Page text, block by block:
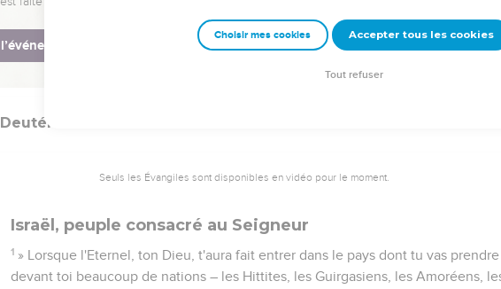
afin que nous soyons toujours heureux et qu'il nous conserve la vie, comme il
25 Nous aurons droit à la justice lorsque nous veillerons à mettre en pratique
Deutéronome
Seuls les Évangiles sont disponibles en vidéo pour le moment.
Israël, peuple consacré au Seigneur
1 » Lorsque l'Eternel, ton Dieu, t'aura fait entrer dans le pays dont tu vas
devant toi beaucoup de nations – les Hittites, les Guirgasiens, les Amoréens,
Choisir mes cookies Accepter tous les cookies
Tout refuser